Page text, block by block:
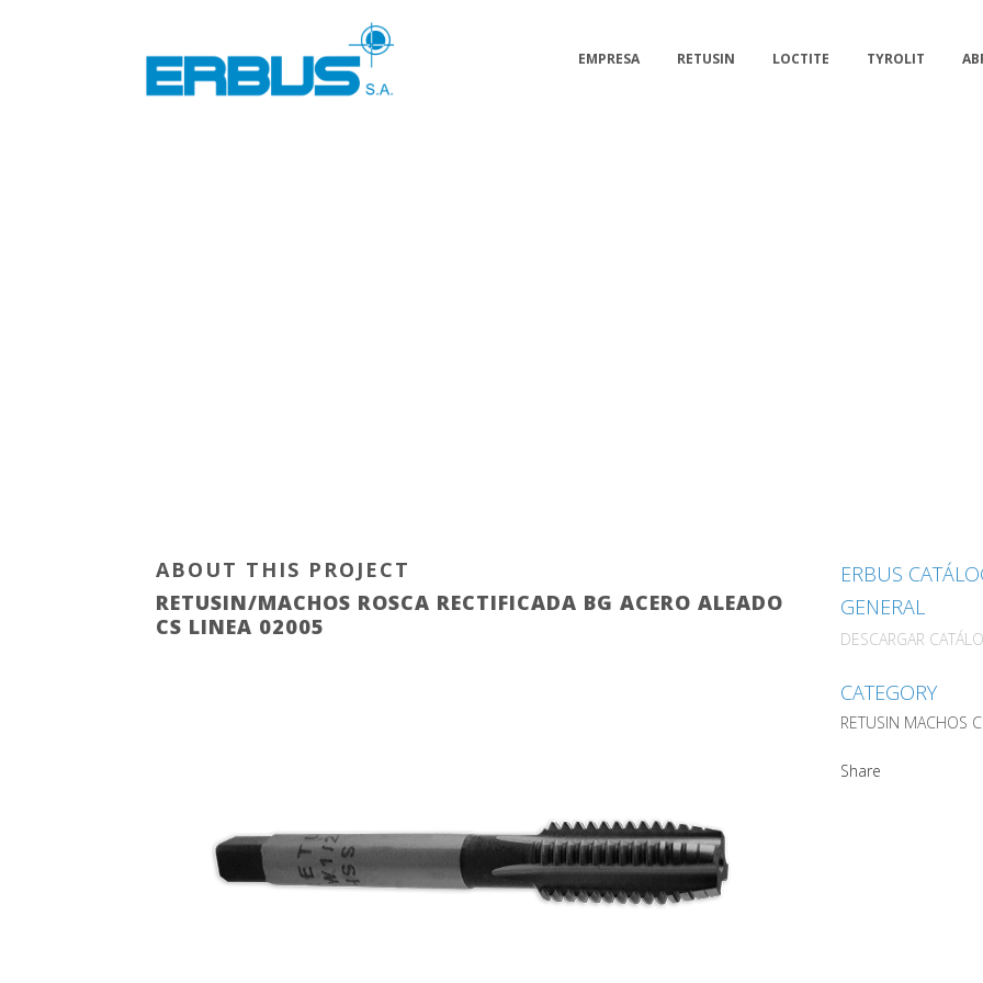
EMPRESA RETUSIN LOCTITE TYROLIT
ABOUT THIS PROJECT
RETUSIN/MACHOS ROSCA RECTIFICADA BG ACERO ALEADO
CS LINEA 02005
ERBUS
GENERAL
DESCARGAR
CATEGORY
RETUSIN MACHOS
Share